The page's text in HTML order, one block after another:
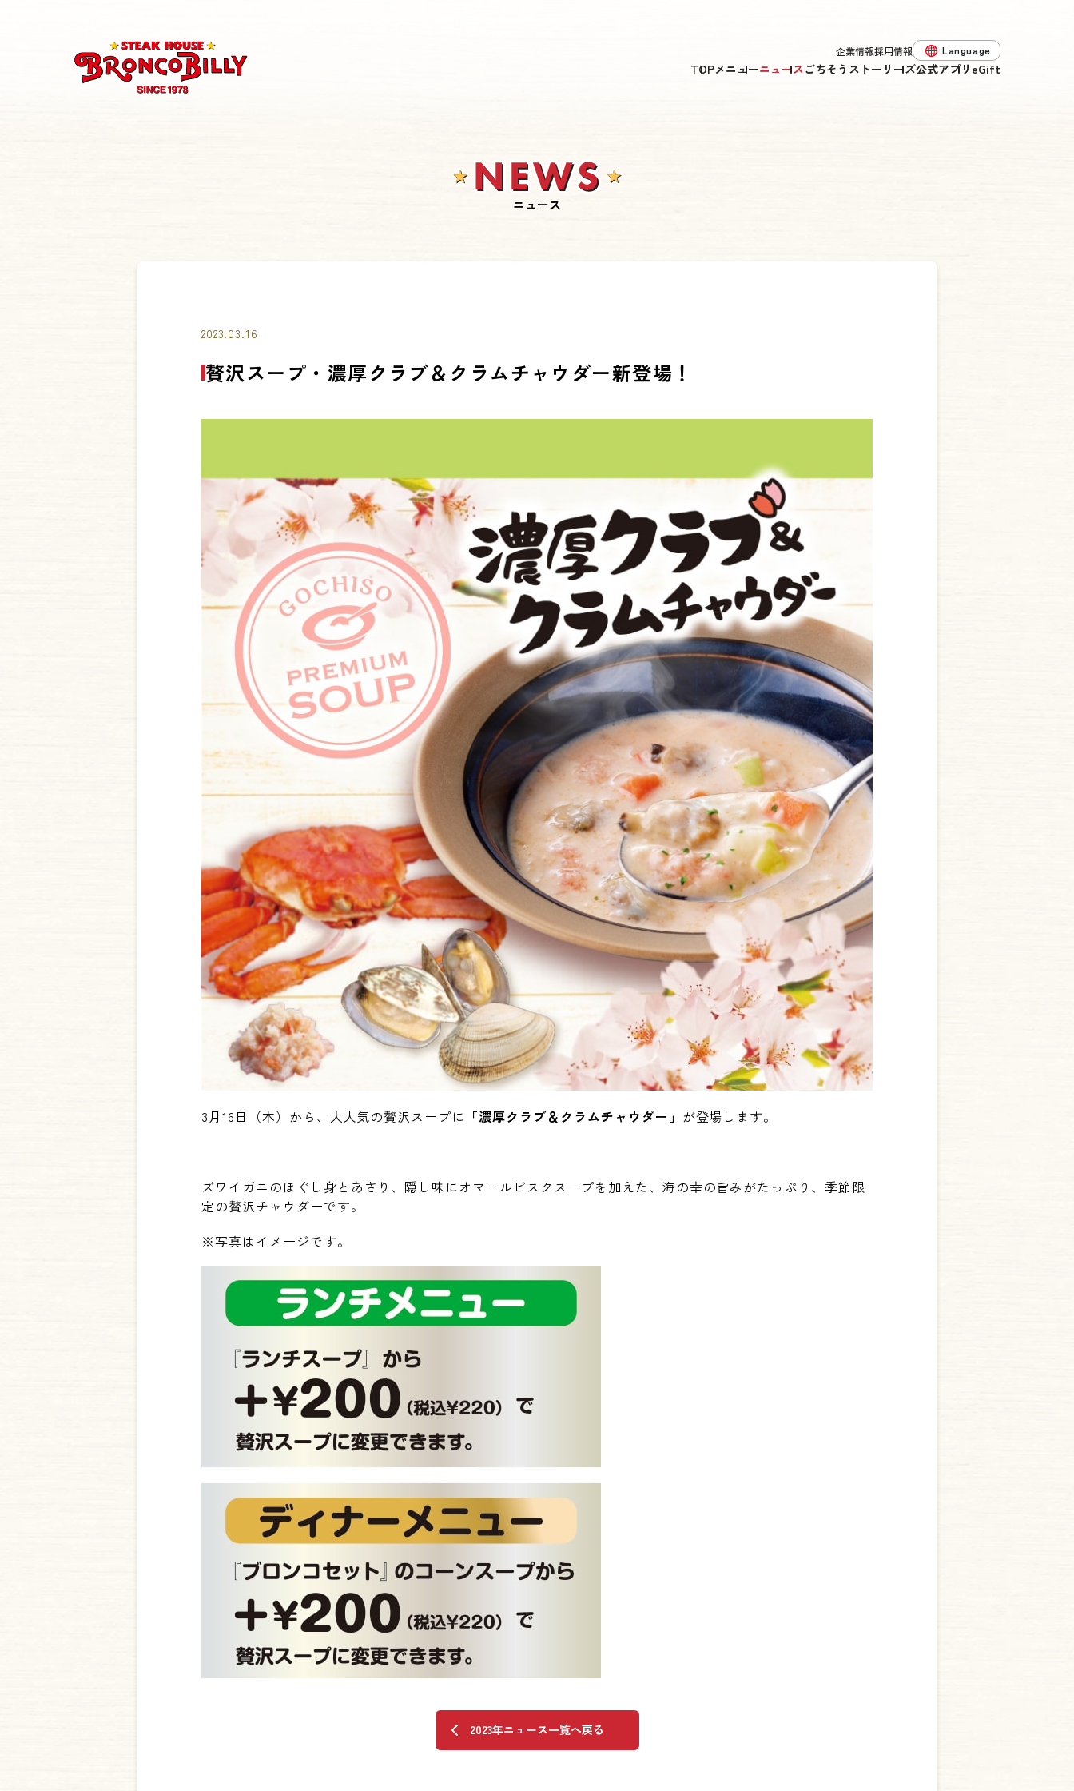
TOPメニューニュースごちそうストーリーズ公式アプリ eGift
企業情報採用情報 Language
한국어
ニュース
2023.03.16
贅沢スープ・濃厚クラブ＆クラムチャウダー新登場！
3月16日（木）から、大人気の贅沢スープに 「濃厚クラブ＆クラムチャウダー」 が登場します。
ズワイガニのほぐし身とあさり、隠し味にオマールビスクスープを加えた、海の幸の旨みがたっぷり、季節限
定の贅沢チャウダーです。
※写真はイメージです。
2023年ニュース一覧へ戻る